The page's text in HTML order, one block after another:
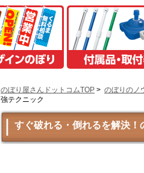
のぼり屋さんドットコムTOP > のぼりのノ
強テクニック
すぐ破れる・倒れるを解決